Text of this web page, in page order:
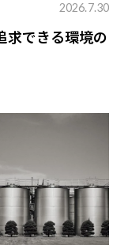
2026.7.30
求できる環境の